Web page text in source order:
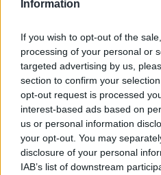
Information
If you wish to opt-out of the
processing of your personal or
targeted advertising by us,
section to confirm your
opt-out request is processed
interest-based ads based on
us or personal information
your opt-out. You may
disclosure of your personal
IAB’s list of downstream
Jaguaremblem i
priser för skönheterna har
Ännu har inte Jaguars nya,
pressvisning är planerad till
har bilföretaget visat en ny
det nya formspråket. Katten
nedtonad och Jaguars nya
långt från det klassiska.